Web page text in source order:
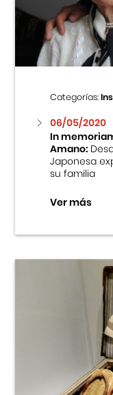
Centro
Cursos
Museo de la
Fondo Editorial
Teatro
Categorías:
06/05/2020
In
Amano:
Japonesa
su familia
Ver más